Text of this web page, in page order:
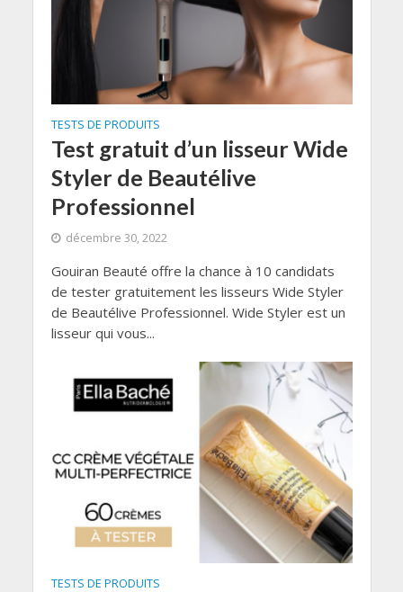
TESTS DE PRODUITS
Test gratuit d’un lisseur Wide
Styler de Beautélive
Professionnel
décembre 30, 2022
Gouiran Beauté offre la chance à 10 candidats
de tester gratuitement les lisseurs Wide Styler
de Beautélive Professionnel. Wide Styler est un
lisseur qui vous...
TESTS DE PRODUITS